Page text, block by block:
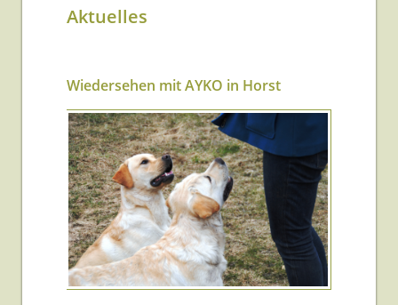
Aktuelles
Wiedersehen mit AYKO in Horst